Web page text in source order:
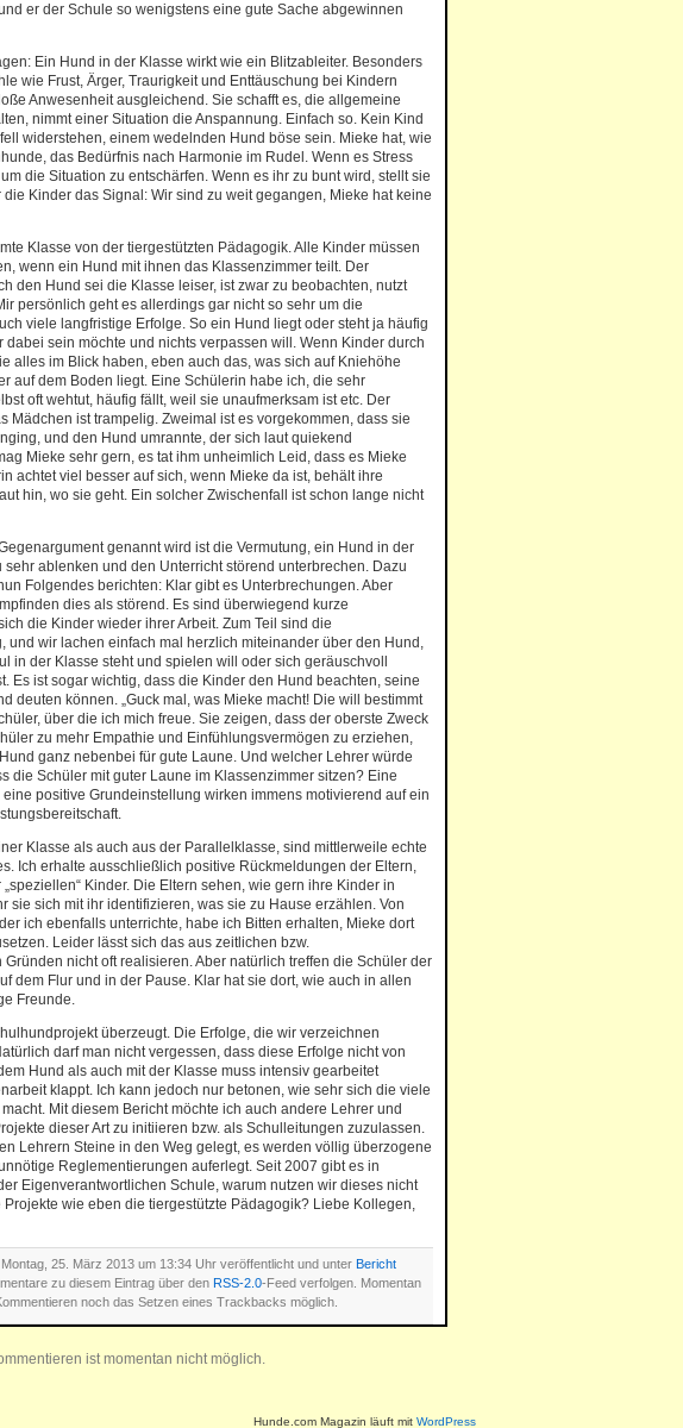
er der Schule so wenigstens eine gute Sache abgewinnen
Ein Hund in der Klasse wirkt wie ein Blitzableiter. Besonders
wie Frust, Ärger, Traurigkeit und Enttäuschung bei Kindern
Anwesenheit ausgleichend. Sie schafft es, die allgemeine
nimmt einer Situation die Anspannung. Einfach so. Kein Kind
widerstehen, einem wedelnden Hund böse sein. Mieke hat, wie
das Bedürfnis nach Harmonie im Rudel. Wenn es Stress
die Situation zu entschärfen. Wenn es ihr zu bunt wird, stellt sie
Kinder das Signal: Wir sind zu weit gegangen, Mieke hat keine
Klasse von der tiergestützten Pädagogik. Alle Kinder müssen
wenn ein Hund mit ihnen das Klassenzimmer teilt. Der
den Hund sei die Klasse leiser, ist zwar zu beobachten, nutzt
persönlich geht es allerdings gar nicht so sehr um die
viele langfristige Erfolge. So ein Hund liegt oder steht ja häufig
dabei sein möchte und nichts verpassen will. Wenn Kinder durch
alles im Blick haben, eben auch das, was sich auf Kniehöhe
auf dem Boden liegt. Eine Schülerin habe ich, die sehr
oft wehtut, häufig fällt, weil sie unaufmerksam ist etc. Der
Mädchen ist trampelig. Zweimal ist es vorgekommen, dass sie
und den Hund umrannte, der sich laut quiekend
Mieke sehr gern, es tat ihm unheimlich Leid, dass es Mieke
achtet viel besser auf sich, wenn Mieke da ist, behält ihre
hin, wo sie geht. Ein solcher Zwischenfall ist schon lange nicht
genannt wird ist die Vermutung, ein Hund in der
sehr ablenken und den Unterricht störend unterbrechen. Dazu
Folgendes berichten: Klar gibt es Unterbrechungen. Aber
dies als störend. Es sind überwiegend kurze
die Kinder wieder ihrer Arbeit. Zum Teil sind die
und wir lachen einfach mal herzlich miteinander über den Hund,
in der Klasse steht und spielen will oder sich geräuschvoll
Es ist sogar wichtig, dass die Kinder den Hund beachten, seine
deuten können. „Guck mal, was Mieke macht! Die will bestimmt
über die ich mich freue. Sie zeigen, dass der oberste Zweck
zu mehr Empathie und Einfühlungsvermögen zu erziehen,
ganz nebenbei für gute Laune. Und welcher Lehrer würde
die Schüler mit guter Laune im Klassenzimmer sitzen? Eine
positive Grundeinstellung wirken immens motivierend auf ein
Klasse als auch aus der Parallelklasse, sind mittlerweile echte
Ich erhalte ausschließlich positive Rückmeldungen der Eltern,
Kinder. Die Eltern sehen, wie gern ihre Kinder in
sie sich mit ihr identifizieren, was sie zu Hause erzählen. Von
ich ebenfalls unterrichte, habe ich Bitten erhalten, Mieke dort
Leider lässt sich das aus zeitlichen bzw.
nicht oft realisieren. Aber natürlich treffen die Schüler der
dem Flur und in der Pause. Klar hat sie dort, wie auch in allen
Freunde.
überzeugt. Die Erfolge, die wir verzeichnen
darf man nicht vergessen, dass diese Erfolge nicht von
Hund als auch mit der Klasse muss intensiv gearbeitet
klappt. Ich kann jedoch nur betonen, wie sehr sich die viele
Mit diesem Bericht möchte ich auch andere Lehrer und
dieser Art zu initiieren bzw. als Schulleitungen zuzulassen.
Lehrern Steine in den Weg gelegt, es werden völlig überzogene
Reglementierungen auferlegt. Seit 2007 gibt es in
Eigenverantwortlichen Schule, warum nutzen wir dieses nicht
wie eben die tiergestützte Pädagogik? Liebe Kollegen,
25. März 2013 um 13:34 Uhr veröffentlicht und unter Bericht
zu diesem Eintrag über den RSS-2.0-Feed verfolgen. Momentan
noch das Setzen eines Trackbacks möglich.
ist momentan nicht möglich.
Hunde.com Magazin läuft mit WordPress